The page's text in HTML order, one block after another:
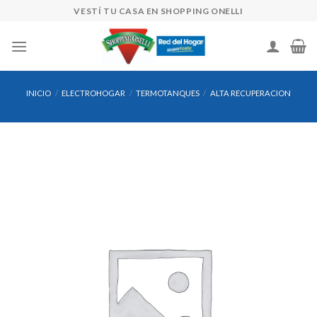
content
VESTÍ TU CASA EN SHOPPING ONELLI
INICIO / ELECTROHOGAR / TERMOTANQUES / ALTA RECUPERACION